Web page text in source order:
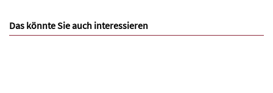
Das könnte Sie auch interessieren